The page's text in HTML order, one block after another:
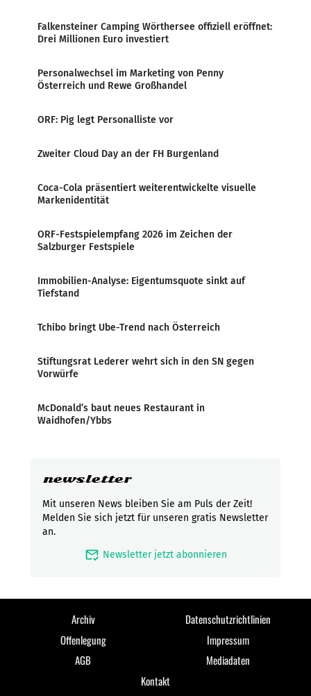
Falkensteiner Camping Wörthersee offiziell eröffnet:
Drei Millionen Euro investiert
Personalwechsel im Marketing von Penny
Österreich und Rewe Großhandel
ORF: Pig legt Personalliste vor
Zweiter Cloud Day an der FH Burgenland
Coca-Cola präsentiert weiterentwickelte visuelle
Markenidentität
ORF-Festspielempfang 2026 im Zeichen der
Salzburger Festspiele
Immobilien-Analyse: Eigentumsquote sinkt auf
Tiefstand
Tchibo bringt Ube-Trend nach Österreich
Stiftungsrat Lederer wehrt sich in den SN gegen
Vorwürfe
McDonald’s baut neues Restaurant in
Waidhofen/Ybbs
newsletter
Mit unseren News bleiben Sie am Puls der Zeit!
Melden Sie sich jetzt für unseren gratis Newsletter
an.
mark_email_read Newsletter jetzt abonnieren
Archiv
Datenschutzrichtlinien
Offenlegung
Impressum
AGB
Mediadaten
Kontakt